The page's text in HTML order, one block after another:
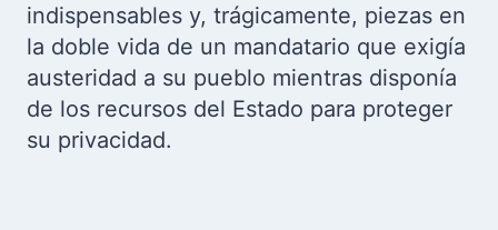
indispensables y, trágicamente, piezas en
la doble vida de un mandatario que exigía
austeridad a su pueblo mientras disponía
de los recursos del Estado para proteger
su privacidad.